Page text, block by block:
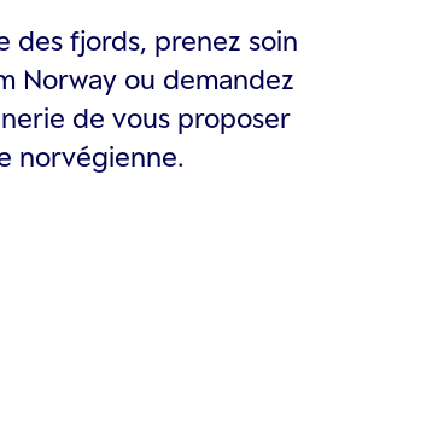
des fjords, prenez soin
Norway ou demandez
de vous proposer
norvégienne.